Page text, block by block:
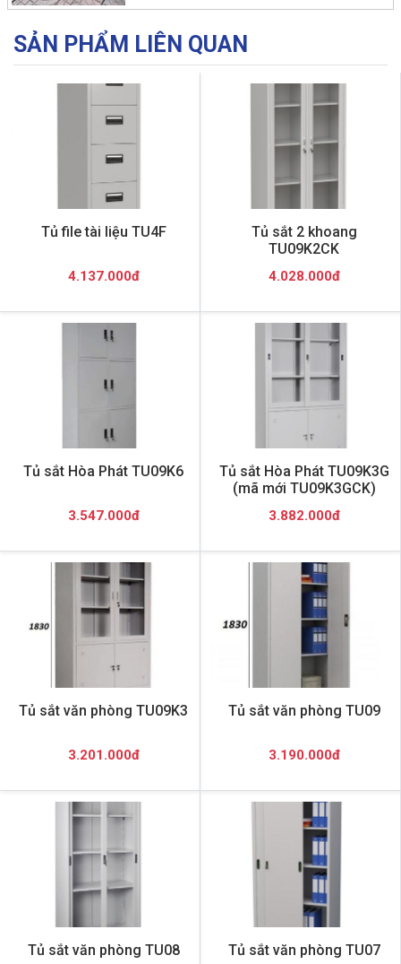
SẢN PHẨM LIÊN QUAN
Tủ file tài liệu TU4F
4.137.000đ
Tủ sắt 2 khoang
TU09K2CK
4.028.000đ
Tủ sắt Hòa Phát TU09K6
3.547.000đ
Tủ sắt Hòa Phát TU09K3G
(mã mới TU09K3GCK)
3.882.000đ
Tủ sắt văn phòng TU09K3
3.201.000đ
Tủ sắt văn phòng TU09
3.190.000đ
Tủ sắt văn phòng TU08 Tủ sắt văn phòng TU07